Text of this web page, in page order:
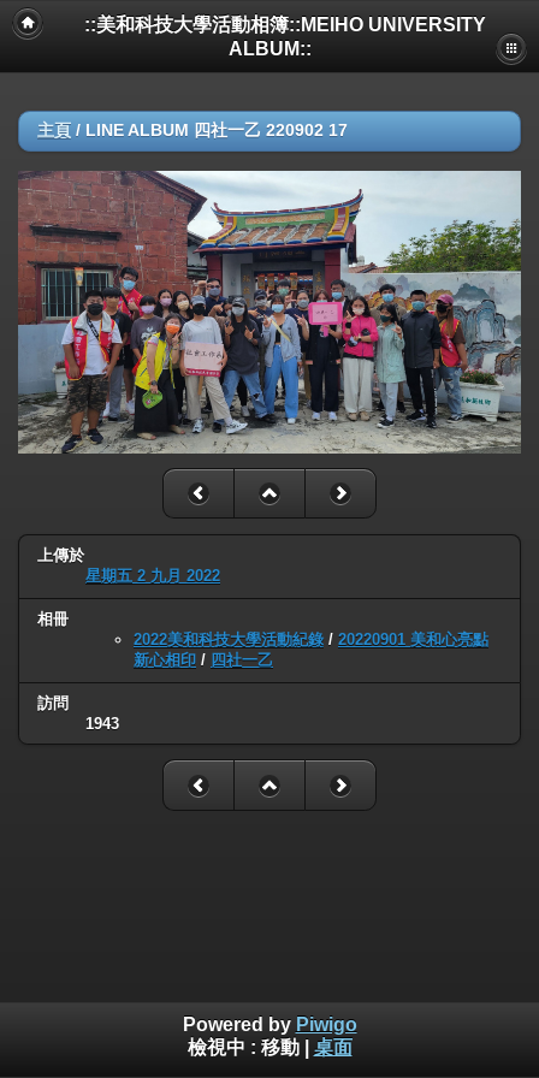
::美和科技大學活動相簿::MEIHO UNIVERSITY
ALBUM::
主頁 / LINE ALBUM 四社一乙 220902 17
上傳於
星期五 2 九月 2022
相冊
2022美和科技大學活動紀錄 / 20220901 美和心亮點
新心相印 / 四社一乙
訪問
1943
Powered by Piwigo
檢視中 : 移動| 桌面